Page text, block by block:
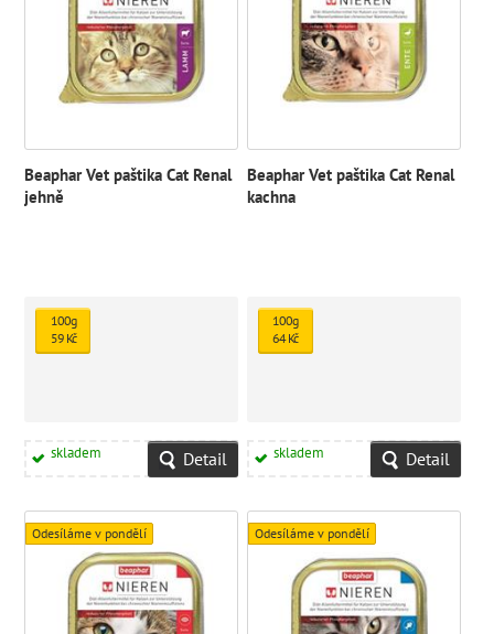
Beaphar Vet paštika Cat Renal
jehně
100g
59 Kč
skladem Detail
Beaphar Vet paštika Cat Renal
kachna
100g
64 Kč
skladem Detail
Odesíláme v pondělí Odesíláme v pondělí